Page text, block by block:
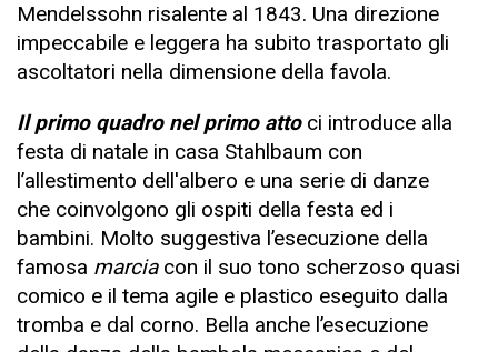
Mendelssohn risalente al 1843. Una direzione
impeccabile e leggera ha subito trasportato gli
ascoltatori nella dimensione della favola.
Il primo quadro nel primo attoci introduce alla
festa di natale in casa Stahlbaum con
l’allestimento dell'albero e una serie di danze
che coinvolgono gli ospiti della festa ed i
bambini. Molto suggestiva l’esecuzione della
famosa marciacon il suo tono scherzoso quasi
comico e il tema agile e plastico eseguito dalla
tromba e dal corno. Bella anche l’esecuzione